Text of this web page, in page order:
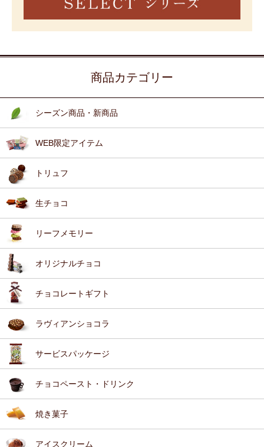
商品カテゴリー
シーズン商品・新商品
WEB限定アイテム
トリュフ
生チョコ
リーフメモリー
オリジナルチョコ
チョコレートギフト
ラヴィアンショコラ
サービスパッケージ
チョコペースト・ドリンク
焼き菓子
アイスクリーム